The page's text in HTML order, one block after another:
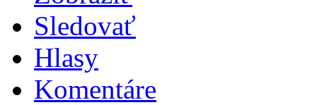
Sledovať
Hlasy
Komentáre